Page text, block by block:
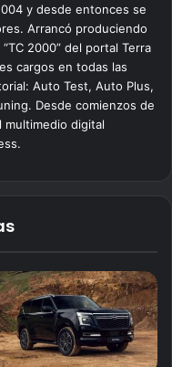
y desde entonces se
Arrancó produciendo
2000” del portal Terra
cargos en todas las
Auto Test, Auto Plus,
Desde comienzos de
multimedio digital